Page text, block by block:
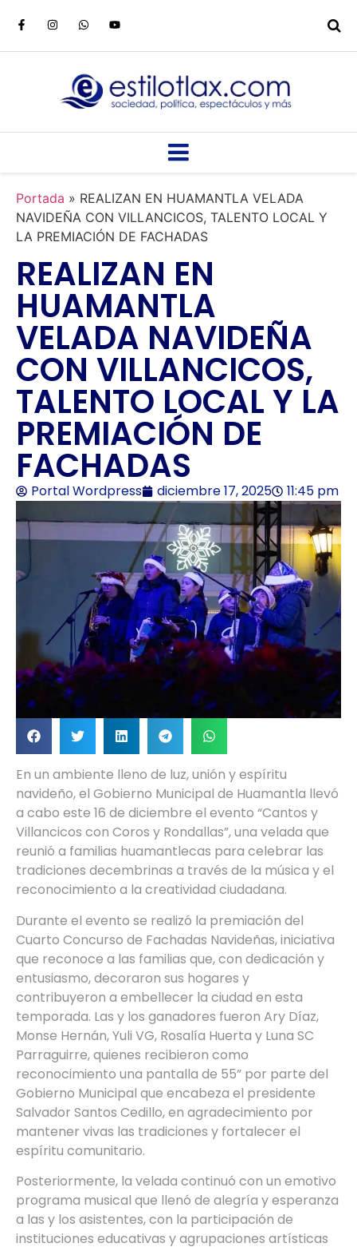
Portada » REALIZAN EN HUAMANTLA VELADA
NAVIDEÑA CON VILLANCICOS, TALENTO LOCAL Y
LA PREMIACIÓN DE FACHADAS
REALIZAN EN
HUAMANTLA
VELADA NAVIDEÑA
CON VILLANCICOS,
TALENTO LOCAL Y LA
PREMIACIÓN DE
FACHADAS
Portal Wordpress diciembre 17, 2025 11:45 pm
En un ambiente lleno de luz, unión y espíritu
navideño, el Gobierno Municipal de Huamantla llevó
a cabo este 16 de diciembre el evento “Cantos y
Villancicos con Coros y Rondallas”, una velada que
reunió a familias huamantlecas para celebrar las
tradiciones decembrinas a través de la música y el
reconocimiento a la creatividad ciudadana.
Durante el evento se realizó la premiación del
Cuarto Concurso de Fachadas Navideñas, iniciativa
que reconoce a las familias que, con dedicación y
entusiasmo, decoraron sus hogares y
contribuyeron a embellecer la ciudad en esta
temporada. Las y los ganadores fueron Ary Díaz,
Monse Hernán, Yuli VG, Rosalía Huerta y Luna SC
Parraguirre, quienes recibieron como
reconocimiento una pantalla de 55” por parte del
Gobierno Municipal que encabeza el presidente
Salvador Santos Cedillo, en agradecimiento por
mantener vivas las tradiciones y fortalecer el
espíritu comunitario.
Posteriormente, la velada continuó con un emotivo
programa musical que llenó de alegría y esperanza
a las y los asistentes, con la participación de
instituciones educativas y agrupaciones artísticas